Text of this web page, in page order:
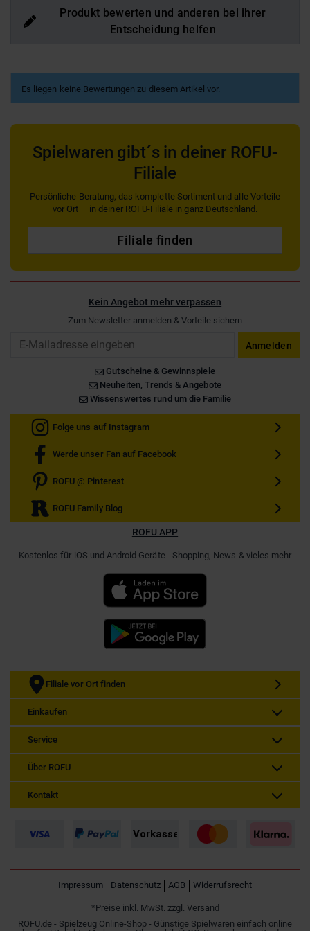
Produkt bewerten und anderen bei ihrer
Entscheidung helfen
Es liegen keine Bewertungen zu diesem Artikel vor.
Spielwaren gibt´s in deiner ROFU-
Filiale
Persönliche Beratung, das komplette Sortiment und alle Vorteile
vor Ort — in deiner ROFU-Filiale in ganz Deutschland.
Filiale finden
Kein Angebot mehr verpassen
Zum Newsletter anmelden & Vorteile sichern
Anmelden
Gutscheine & Gewinnspiele
Neuheiten, Trends & Angebote
Wissenswertes rund um die Familie
Folge uns auf Instagram
Werde unser Fan auf Facebook
ROFU @ Pinterest
ROFU Family Blog
ROFU APP
Kostenlos für iOS und Android Geräte - Shopping, News & vieles mehr
Filiale vor Ort finden
Einkaufen
Service
Über ROFU
Kontakt
Impressum Datenschutz AGB Widerrufsrecht
*Preise inkl. MwSt. zzgl. Versand
ROFU.de - Spielzeug Online-Shop - Günstige Spielwaren einfach online